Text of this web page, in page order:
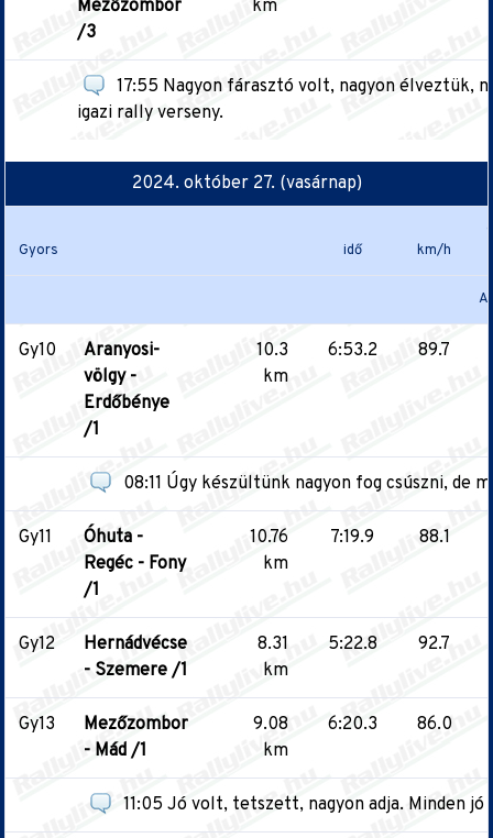
Mezőzombor
/3
km
17:55 Nagyon fárasztó volt, nagyon élveztük,
igazi rally verseny.
2024. október 27. (vasárnap)
Gyors idő km/h
Gy10
Aranyosi-
völgy -
Erdőbénye
/1
10.3
km
6:53.2 89.7
08:11 Úgy készültünk nagyon fog csúszni, de
Gy11
Óhuta -
Regéc - Fony
/1
10.76
km
7:19.9 88.1
Gy12
Hernádvécse
- Szemere /1
8.31
km
5:22.8 92.7
Gy13
Mezőzombor
- Mád /1
9.08
km
6:20.3 86.0
11:05 Jó volt, tetszett, nagyon adja. Minden jó